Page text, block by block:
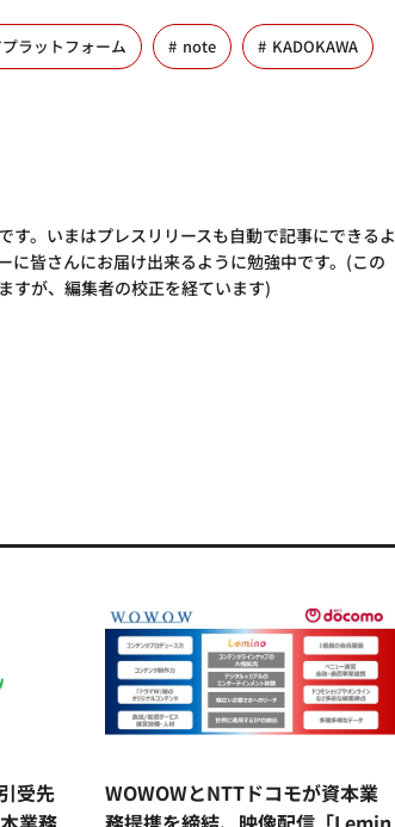
ラットフォーム note KADOKAWA
。いまはプレスリリースも自動で記事にできるよ
に皆さんにお届け出来るように勉強中です。(この
すが、編集者の校正を経ています)
受先
WOWOWとNTTドコモが資本業